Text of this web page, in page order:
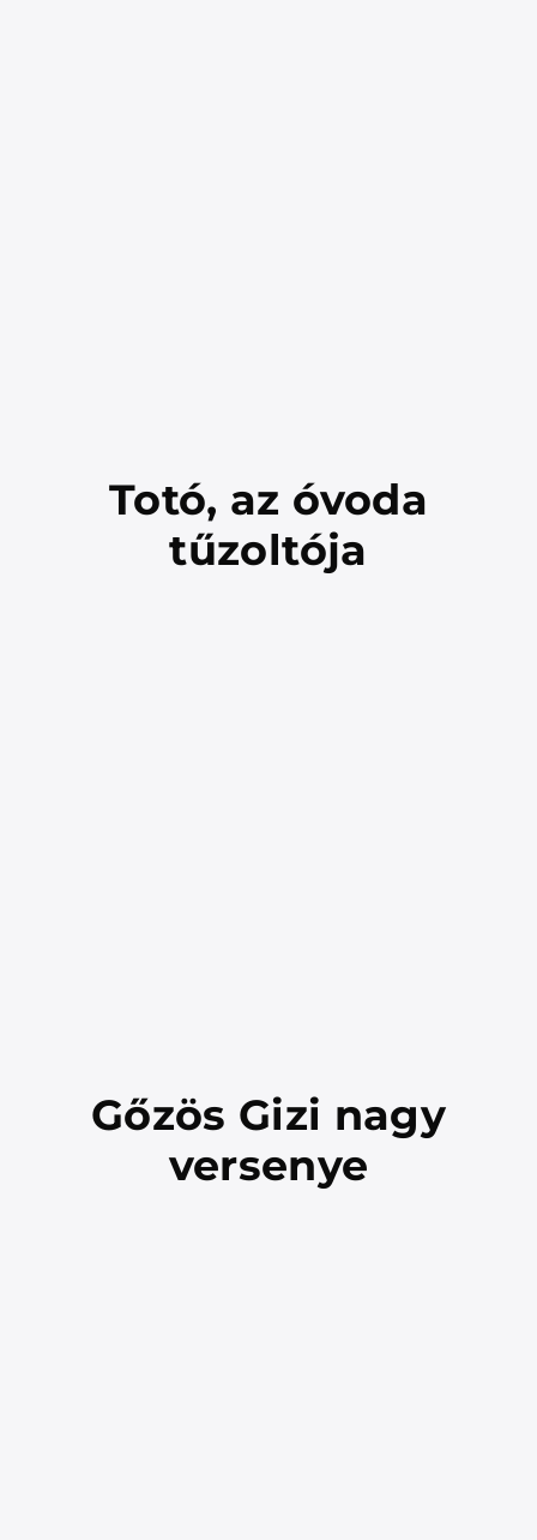
Totó, az óvoda
tűzoltója
Gőzös Gizi nagy
versenye